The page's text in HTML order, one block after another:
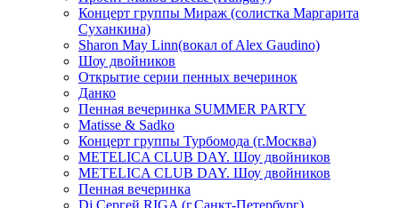
Концерт группы Мираж (солистка Маргарита
Суханкина)
Sharon May Linn(вокал of Alex Gaudino)
Шоу двойников
Открытие серии пенных вечеринок
Данко
Пенная вечеринка SUMMER PARTY
Matisse & Sadko
Концерт группы Турбомода (г.Москва)
METELICA CLUB DAY. Шоу двойников
METELICA CLUB DAY. Шоу двойников
Пенная вечеринка
Dj Сергей RIGA (г.Санкт-Петербург)